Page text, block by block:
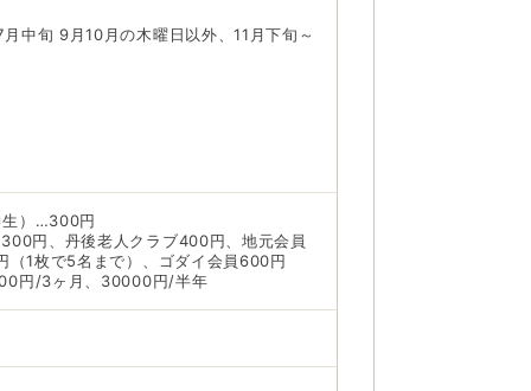
中旬 9月10月の木曜日以外、11月下旬～
生）…300円
円、丹後老人クラブ400円、地元会員
1枚で5名まで）、ゴダイ会員600円
円/3ヶ月、30000円/半年